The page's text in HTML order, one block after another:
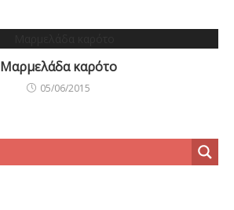
Μαρμελάδα καρότο
05/06/2015